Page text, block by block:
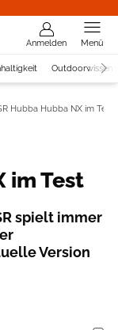
Anmelden Menü
Outdoorwissen
Hubba Hubba NX im Test
im Test
spielt immer
Version